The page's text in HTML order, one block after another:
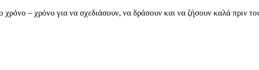
χρόνο – χρόνο για να σχεδιάσουν, να δράσουν και να ζήσουν καλά πριν